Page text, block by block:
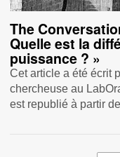
The
Quelle est la
puissance ? »
Cet article a été écrit
chercheuse au
est republié à partir